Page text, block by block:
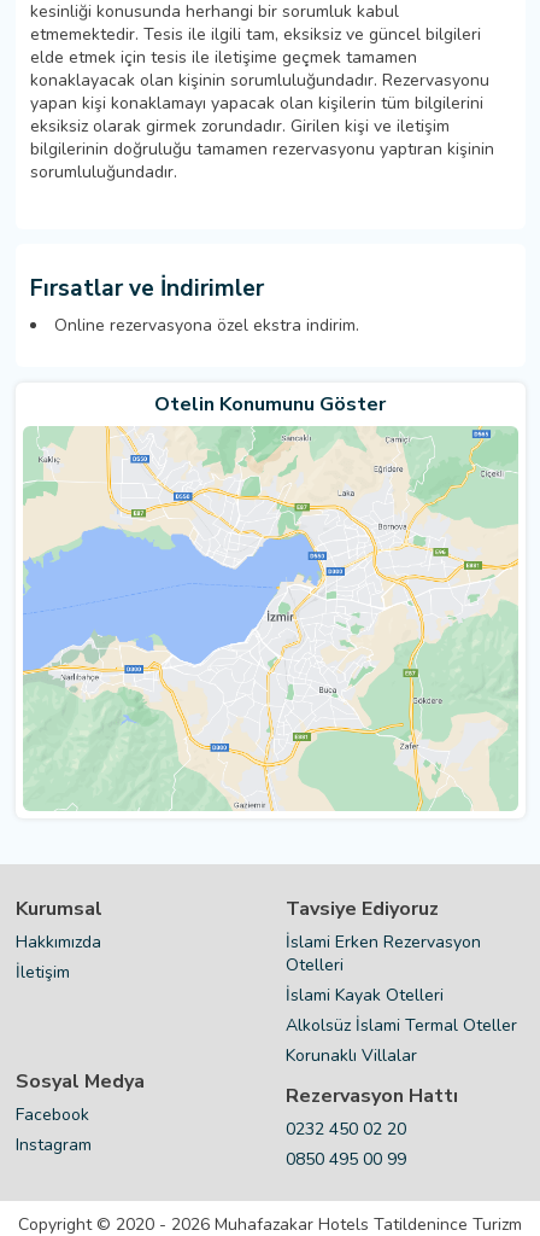
Fırsatlar ve İndirimler
Online rezervasyona özel ekstra indirim.
Otelin Konumunu Göster
kesinliği konusunda herhangi bir sorumluk kabul
etmemektedir. Tesis ile ilgili tam, eksiksiz ve güncel bilgileri
elde etmek için tesis ile iletişime geçmek tamamen
konaklayacak olan kişinin sorumluluğundadır. Rezervasyonu
yapan kişi konaklamayı yapacak olan kişilerin tüm bilgilerini
eksiksiz olarak girmek zorundadır. Girilen kişi ve iletişim
bilgilerinin doğruluğu tamamen rezervasyonu yaptıran kişinin
sorumluluğundadır.
Kurumsal
Hakkımızda
İletişim
Tavsiye Ediyoruz
İslami Erken Rezervasyon
Otelleri
İslami Kayak Otelleri
Alkolsüz İslami Termal Oteller
Korunaklı Villalar
Sosyal Medya
Facebook
Instagram
Rezervasyon Hattı
0232 450 02 20
0850 495 00 99
Copyright © 2020 - 2026 Muhafazakar Hotels Tatildenince Turizm